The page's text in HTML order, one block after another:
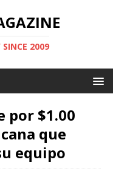
SINCE 2009
por $1.00
que
equipo